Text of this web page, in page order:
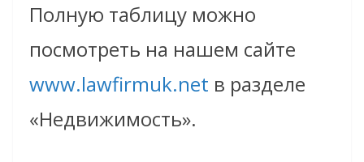
Полную таблицу можно
посмотреть на нашем сайте
www.lawfirmuk.net в разделе
«Недвижимость».